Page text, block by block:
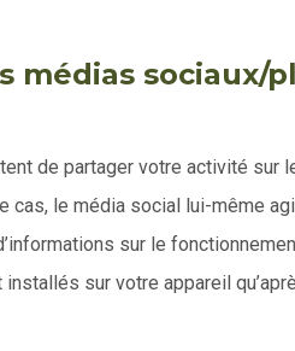
médias sociaux/
de partager votre activité sur
cas, le média social lui-même
sur le
sur votre appareil